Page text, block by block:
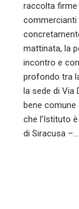
raccolta
commercianti
mattinata, la
incontro e
profondo tra
la sede di Via
bene comune
che l’Istituto
di Siracusa –…